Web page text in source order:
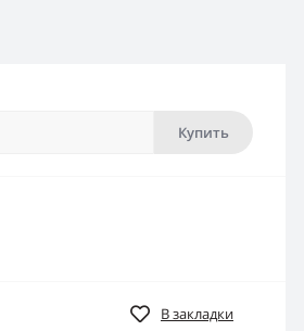
Купить
В закладки